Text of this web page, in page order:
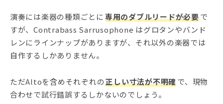
演奏には楽器の種類ごとに専用のダブルリードが必要で
すが、Contrabass Sarrusophone はグロタンやバンド
レンにラインナップがありますが、それ以外の楽器では
自作するしかありません。
ただAltoを含めそれぞれの 正しい寸法が不明確で、現物
合わせで試行錯誤するしかないのでしょう。